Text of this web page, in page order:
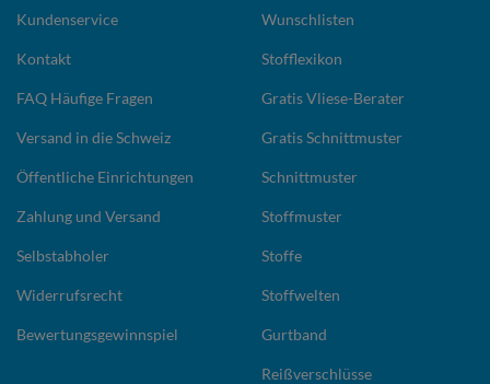
Kundenservice
Kontakt
FAQ Häufige Fragen
Versand in die Schweiz
Öffentliche Einrichtungen
Zahlung und Versand
Selbstabholer
Widerrufsrecht
Bewertungsgewinnspiel
Wunschlisten
Stofflexikon
Gratis Vliese-Berater
Gratis Schnittmuster
Schnittmuster
Stoffmuster
Stoffe
Stoffwelten
Gurtband
Reißverschlüsse